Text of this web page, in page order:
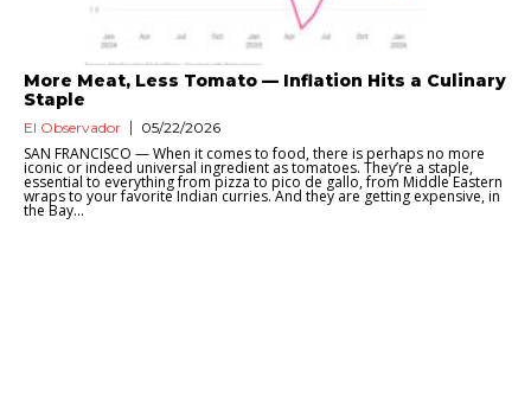
More Meat, Less Tomato — Inflation Hits a Culinary
Staple
El Observador 05/22/2026
SAN FRANCISCO — When it comes to food, there is perhaps no more
iconic or indeed universal ingredient as tomatoes. They’re a staple,
essential to everything from pizza to pico de gallo, from Middle Eastern
wraps to your favorite Indian curries. And they are getting expensive, in
the Bay...